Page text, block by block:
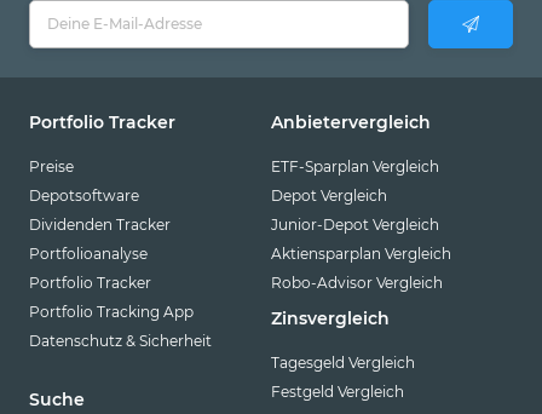
Portfolio Tracker
Preise
Depotsoftware
Dividenden Tracker
Portfolioanalyse
Portfolio Tracker
Portfolio Tracking App
Datenschutz & Sicherheit
Suche
Anbietervergleich
ETF-Sparplan Vergleich
Depot Vergleich
Junior-Depot Vergleich
Aktiensparplan Vergleich
Robo-Advisor Vergleich
Zinsvergleich
Tagesgeld Vergleich
Festgeld Vergleich